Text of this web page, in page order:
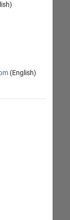
(English)